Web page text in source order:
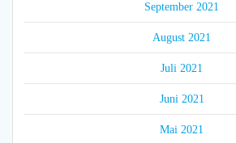
September 2021
August 2021
Juli 2021
Juni 2021
Mai 2021